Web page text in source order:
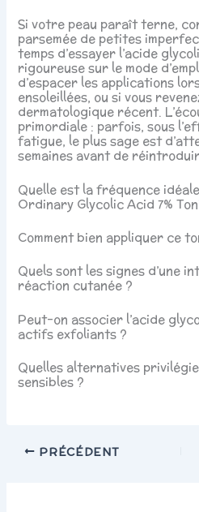
Si votre peau paraît terne,
parsemée de petites
temps d’essayer l’acide
rigoureuse sur le mode
d’espacer les applications
ensoleillées, ou si vous
dermatologique récent.
primordiale : parfois, sous
fatigue, le plus sage est
semaines avant de
Quelle est la fréquence
Ordinary Glycolic Acid 7%
Comment bien appliquer ce
Quels sont les signes d’une
réaction cutanée ?
Peut-on associer l’acide
actifs exfoliants ?
Quelles alternatives
sensibles ?
PRÉCÉDENT